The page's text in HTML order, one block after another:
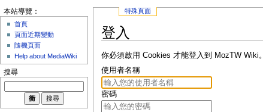
特殊頁面
登入
你必須啟用 Cookies 才能登入到 MozTW Wiki。
使用者名稱
密碼
本站導覽：
首頁
頁面近期變動
隨機頁面
Help about MediaWiki
搜尋